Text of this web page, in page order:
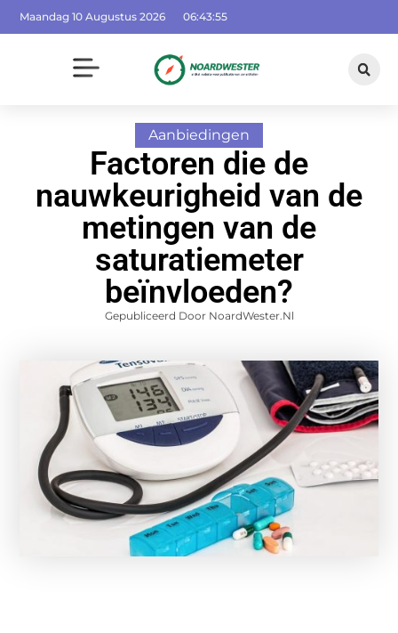
Maandag 10 Augustus 2026 06:43:56
Aanbiedingen
Factoren die de
nauwkeurigheid van de
metingen van de
saturatiemeter
beïnvloeden?
Gepubliceerd Door NoardWester.nl